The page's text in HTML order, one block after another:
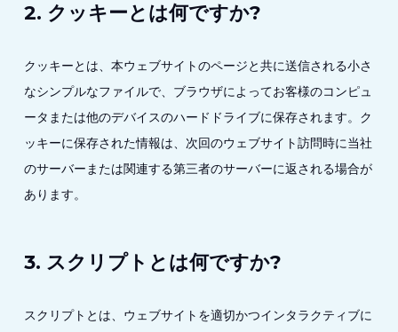
2. クッキーとは何ですか?
クッキーとは、本ウェブサイトのページと共に送信される小さ
なシンプルなファイルで、ブラウザによってお客様のコンピュ
ータまたは他のデバイスのハードドライブに保存されます。ク
ッキーに保存された情報は、次回のウェブサイト訪問時に当社
のサーバーまたは関連する第三者のサーバーに返される場合が
あります。
3. スクリプトとは何ですか?
スクリプトとは、ウェブサイトを適切かつインタラクティブに